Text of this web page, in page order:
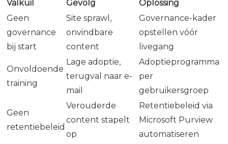
Valkuil Gevolg
Oplossing
Geen
governance
bij start
Site sprawl,
onvindbare
content
Governance-kader
opstellen vóór
livegang
Onvoldoende
training
Lage adoptie,
terugval naar e-
mail
Adoptieprogramma
per
gebruikersgroep
Geen
retentiebeleid
Verouderde
content stapelt
op
Retentiebeleid via
Microsoft Purview
automatiseren